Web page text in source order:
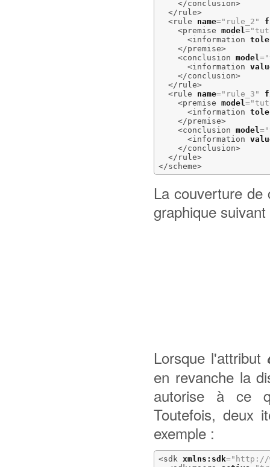
</conclusion>
</rule>
<rule
name="rule_2"
<premise model =
<information
</premise>
<conclusion model =
<information
</conclusion>
</rule>
<rule
name="rule_3"
<premise model =
<information
</premise>
<conclusion model =
<information
</conclusion>
</rule>
</scheme>
La couverture
graphique
Lorsque l'attribut
en revanche la
autorise à ce
Toutefois, deux
exemple :
<sdk xmlns:sdk="http://